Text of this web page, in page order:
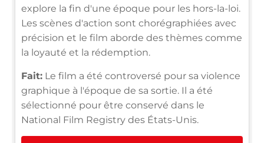
explore la fin d'une époque pour les hors-la-loi.
Les scènes d'action sont chorégraphiées avec
précision et le film aborde des thèmes comme
la loyauté et la rédemption.
Fait: Le film a été controversé pour sa violence
graphique à l'époque de sa sortie. Il a été
sélectionné pour être conservé dans le
National Film Registry des États-Unis.